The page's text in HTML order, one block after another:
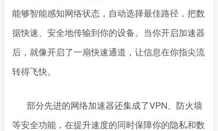
能够智能感知网络状态，自动选择最佳路径，把数
据快速、安全地传输到你的设备。当你开启加速器
后，就像开启了一扇快速通道，让信息在你指尖流
转得飞快。
部分先进的网络加速器还集成了VPN、防火墙
等安全功能，在提升速度的同时保障你的隐私和数